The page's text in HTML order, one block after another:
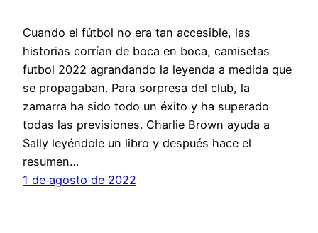
Cuando el fútbol no era tan accesible, las
historias corrían de boca en boca, camisetas
futbol 2022 agrandando la leyenda a medida que
se propagaban. Para sorpresa del club, la
zamarra ha sido todo un éxito y ha superado
todas las previsiones. Charlie Brown ayuda a
Sally leyéndole un libro y después hace el
resumen…
1 de agosto de 2022